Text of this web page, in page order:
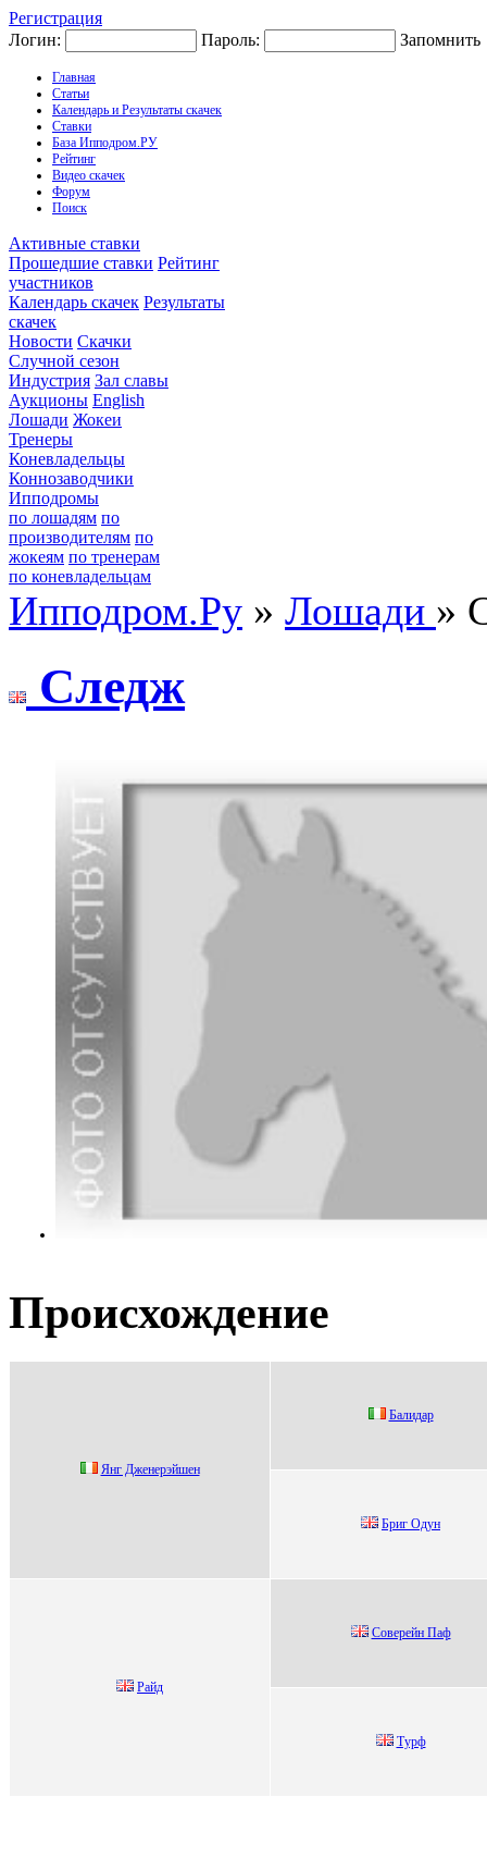
Регистрация
Логин:
Пароль: Запомнить
Главная
Статьи
Календарь и Результаты скачек
Ставки
База Ипподром.РУ
Рейтинг
Видео скачек
Форум
Поиск
Активные ставки
Прошедшие ставки Рейтинг
участников
Календарь скачек Результаты
скачек
Новости Скачки
Случной сезон
Индустрия Зал славы
Аукционы English
Лошади Жокеи
Тренеры
Коневладельцы
Коннозаводчики
Ипподромы
по лошадям по
производителям по
жокеям по тренерам
по коневладельцам
Ипподром.Ру » Лошади »
Следж
Происхождение
Янг Джeнeрэйшeн
Бaлидaр
Бриг Oдун
Райд
Coвepeйн Паф
Tуpф